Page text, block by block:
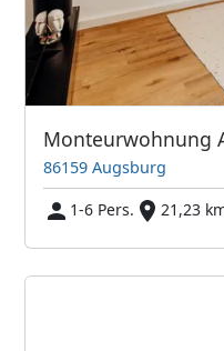
Monteurwohnung
86159 Augsburg
1-6 Pers.
21,23